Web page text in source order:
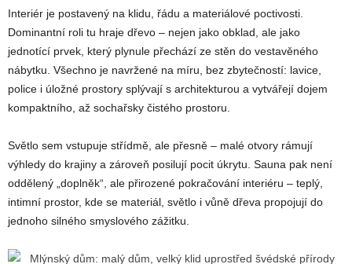
Interiér je postavený na klidu, řádu a materiálové poctivosti.
Dominantní roli tu hraje dřevo – nejen jako obklad, ale jako
jednotící prvek, který plynule přechází ze stěn do vestavěného
nábytku. Všechno je navržené na míru, bez zbytečností: lavice,
police i úložné prostory splývají s architekturou a vytvářejí dojem
kompaktního, až sochařsky čistého prostoru.
Světlo sem vstupuje střídmě, ale přesně – malé otvory rámují
výhledy do krajiny a zároveň posilují pocit úkrytu. Sauna pak není
oddělený „doplněk“, ale přirozené pokračování interiéru – teplý,
intimní prostor, kde se materiál, světlo i vůně dřeva propojují do
jednoho silného smyslového zážitku.